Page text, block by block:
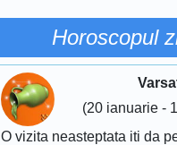
Horoscopul
(20 ianuarie -
O vizita neasteptata iti da